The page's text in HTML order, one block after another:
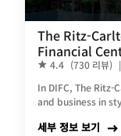
The Ritz-
Financial
4.4 (730 리뷰) |
In DIFC, The
and business in
세부 정보 보기